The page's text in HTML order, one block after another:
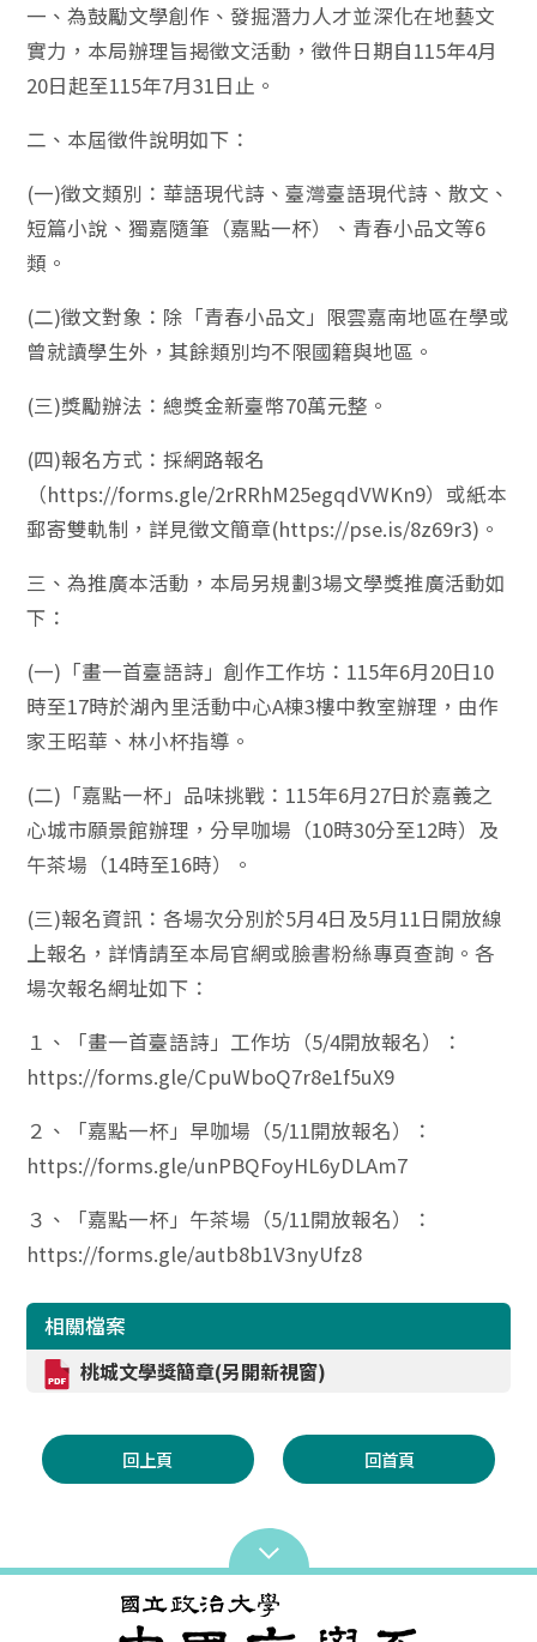
一、為鼓勵文學創作、發掘潛力人才並深化在地藝文
實力，本局辦理旨揭徵文活動，徵件日期自115年4月
20日起至115年7月31日止。
二、本屆徵件說明如下：
(一)徵文類別：華語現代詩、臺灣臺語現代詩、散文、
短篇小說、獨嘉隨筆（嘉點一杯）、青春小品文等6
類。
(二)徵文對象：除「青春小品文」限雲嘉南地區在學或
曾就讀學生外，其餘類別均不限國籍與地區。
(三)獎勵辦法：總獎金新臺幣70萬元整。
(四)報名方式：採網路報名
（https://forms.gle/2rRRhM25egqdVWKn9）或紙本
郵寄雙軌制，詳見徵文簡章(https://pse.is/8z69r3)。
三、為推廣本活動，本局另規劃3場文學獎推廣活動如
下：
(一)「畫一首臺語詩」創作工作坊：115年6月20日10
時至17時於湖內里活動中心A棟3樓中教室辦理，由作
家王昭華、林小杯指導。
(二)「嘉點一杯」品味挑戰：115年6月27日於嘉義之
心城市願景館辦理，分早咖場（10時30分至12時）及
午茶場（14時至16時）。
(三)報名資訊：各場次分別於5月4日及5月11日開放線
上報名，詳情請至本局官網或臉書粉絲專頁查詢。各
場次報名網址如下：
１、「畫一首臺語詩」工作坊（5/4開放報名）：
https://forms.gle/CpuWboQ7r8e1f5uX9
２、「嘉點一杯」早咖場（5/11開放報名）：
https://forms.gle/unPBQFoyHL6yDLAm7
３、「嘉點一杯」午茶場（5/11開放報名）：
https://forms.gle/autb8b1V3nyUfz8
相關檔案
桃城文學獎簡章(另開新視窗)
回上頁 回首頁